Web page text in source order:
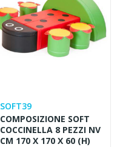
SOFT39
COMPOSIZIONE SOFT
COCCINELLA 8 PEZZI NV
CM 170 X 170 X 60 (H)